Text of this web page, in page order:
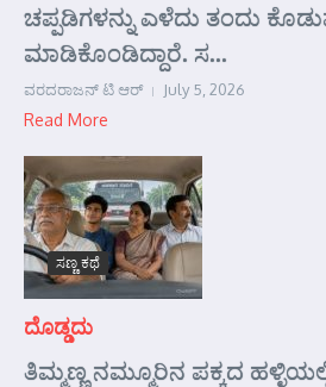
ಚಪ್ಪಡಿಗಳನ್ನು ಎಳೆದು ತಂದು
ಮಾಡಿಕೊಂಡಿದ್ದಾರೆ. ಸ...
ವರದರಾಜನ್ ಟಿ ಆರ್ July 5, 2026
Read More
ಸಣ್ಣ ಕಥೆ
ದೊಡ್ಡದು
ತಿಮ್ಮಣ್ಣ ನಮ್ಮೂರಿನ ಪಕ್ಕದ